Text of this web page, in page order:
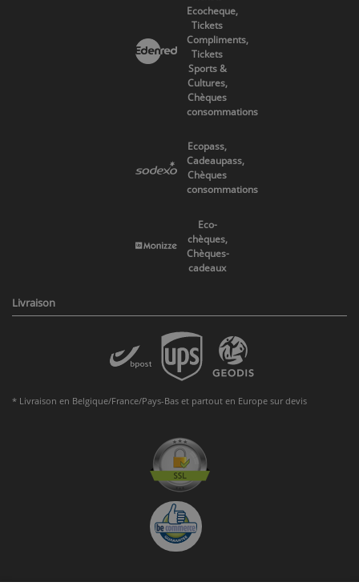
Ecocheque,
Tickets
Compliments,
Tickets
Sports &
Cultures,
Chèques
consommations
Ecopass,
Cadeaupass,
Chèques
consommations
Eco-
chèques,
Chèques-
cadeaux
Livraison
* Livraison en Belgique/France/Pays-Bas et partout en Europe sur devis